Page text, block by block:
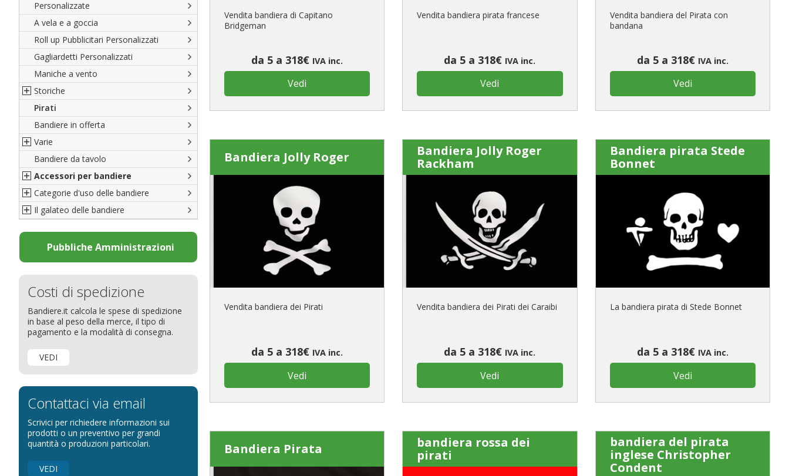
Oceania
Spagnole
Austriache
Tedesche
Regioni varie
Francia d'oltremare
Territori britannici d'oltremare
Varie Province del Mondo
Città francesi
Città del mondo
Codice internazionale nautico
Gran Pavese
Da spiaggia
Di cortesia
Personalizzate
A vela e a goccia
Roll up Pubblicitari Personalizzati
Gagliardetti Personalizzati
Maniche a vento
Storiche
Italiane
Porte di Milano
Francesi
Americane
Britanniche
Resto del Mondo
Pirati
Bandiere in offerta
Varie
Bandiere del CICAP - Think Deep
Bandiere di Orgoglio Bresciano
Organizzazioni internazionali
Diplomatiche
Bandiere Pubblicitarie
Natale e altre festività
Bandiere etniche e religiose
Bandiere da tavolo
Accessori per bandiere
Accessori per bandiere
Accessori per bandiere da tavolo
Categorie d'uso delle bandiere
Bandiere segnavento
Bandiere per sbandieratori
Bandiere per barche
Bandiere per hotel
Bandiere per eventi
Bandiere per biciclette
Bandiere per autosaloni
Bandiere Palio
Bandiere per enti pubblici
Bandiere per riserve naturali e parchi
Bandiere per musicisti
Bandiere per feste
Il galateo delle bandiere
La bandiera
Come disporre le bandiere
Dimensioni delle bandiere
Come piegare il tricolore
Pubbliche Amministrazioni
Costi di spedizione
Bandiere.it calcola le spese di spedizione
in base al peso della merce, il tipo di
pagamento e la modalità di consegna.
VEDI
Contattaci via email
Scrivici per richiedere informazioni sui
prodotti o un preventivo per grandi
quantità o produzioni particolari.
VEDI
Vendita bandiera di Capitano
Bridgeman
da 5 a 318€ IVA inc.
Vedi
Vendita bandiera pirata francese
da 5 a 318€ IVA inc.
Vedi
Vendita bandiera del Pirata con
bandana
da 5 a 318€ IVA inc.
Vedi
Bandiera Jolly Roger
Vendita bandiera dei Pirati
da 5 a 318€ IVA inc.
Vedi
Bandiera Jolly Roger
Rackham
Vendita bandiera dei Pirati dei Caraibi
da 5 a 318€ IVA inc.
Vedi
Bandiera pirata Stede
Bonnet
La bandiera pirata di Stede Bonnet
da 5 a 318€ IVA inc.
Vedi
Bandiera Pirata
bandiera rossa dei
pirati
bandiera del pirata
inglese Christopher
Condent